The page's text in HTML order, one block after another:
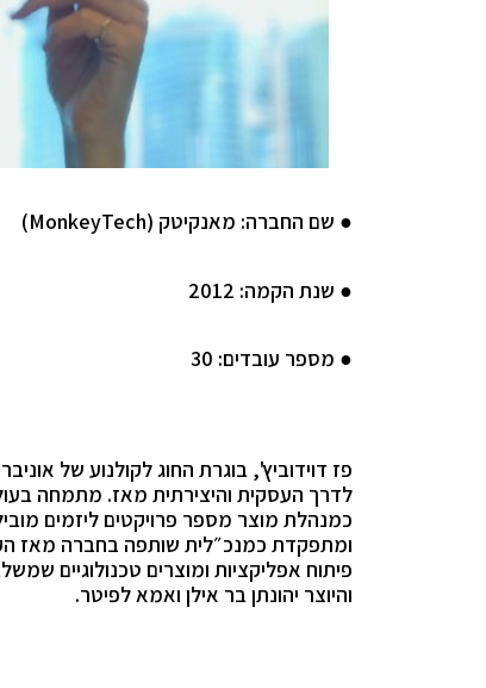
● שם החברה: מאנקיטק (MonkeyTech
)
● שנת הקמה: 2012
● מספר עובדים: 30
פז דוידוביץ', בוגרת החוג לקולנוע של
לדרך העסקית והיצירתית מאז. מתמחה
כמנהלת מוצר מספר פרויקטים ליזמים
ומתפקדת כמנכ״לית שותפה בחברה מאז
פיתוח אפליקציות ומוצרים טכנולוגיים
והיוצר יהונתן בר אילן ואמא לפיטר.